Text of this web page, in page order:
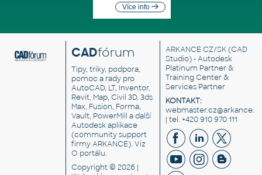
Více info
CADfórum
Tipy, triky, podpora,
pomoc a rady pro
AutoCAD, LT, Inventor,
Revit, Map, Civil 3D, 3ds
Max, Fusion, Forma,
Vault, PowerMill a další
Autodesk aplikace
(community support
firmy ARKANCE). Viz
O portálu.
Copyright © 2026 |
ARKANCE CZ/SK(CAD
Studio) - Autodesk
Platinum Partner &
Training Center &
Services Partner
KONTAKT:
| tel. +420 910 970 111